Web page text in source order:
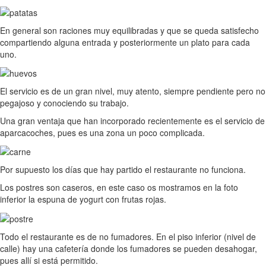
En general son raciones muy equilibradas y que se queda satisfecho
compartiendo alguna entrada y posteriormente un plato para cada
uno.
El servicio es de un gran nivel, muy atento, siempre pendiente pero no
pegajoso y conociendo su trabajo.
Una gran ventaja que han incorporado recientemente es el servicio de
aparcacoches, pues es una zona un poco complicada.
Por supuesto los días que hay partido el restaurante no funciona.
Los postres son caseros, en este caso os mostramos en la foto
inferior la espuna de yogurt con frutas rojas.
Todo el restaurante es de no fumadores. En el piso inferior (nivel de
calle) hay una cafetería donde los fumadores se pueden desahogar,
pues allí si está permitido.